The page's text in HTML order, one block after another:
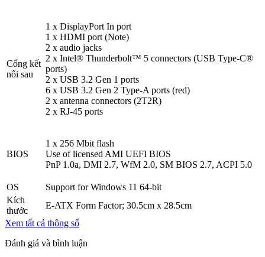
Cổng kết
nối sau
1 x DisplayPort In port
1 x HDMI port (Note)
2 x audio jacks
2 x Intel® Thunderbolt™ 5 connectors (USB Type-C®
ports)
2 x USB 3.2 Gen 1 ports
6 x USB 3.2 Gen 2 Type-A ports (red)
2 x antenna connectors (2T2R)
2 x RJ-45 ports
BIOS
1 x 256 Mbit flash
Use of licensed AMI UEFI BIOS
PnP 1.0a, DMI 2.7, WfM 2.0, SM BIOS 2.7, ACPI 5.0
OS
Support for Windows 11 64-bit
Kích
thước
E-ATX Form Factor; 30.5cm x 28.5cm
Xem tất cả thông số
Đánh giá và bình luận